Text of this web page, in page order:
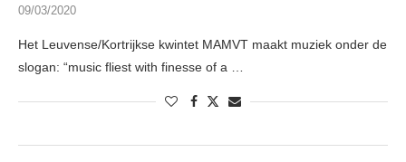
09/03/2020
Het Leuvense/Kortrijkse kwintet MAMVT maakt muziek onder de
slogan: “music fliest with finesse of a …